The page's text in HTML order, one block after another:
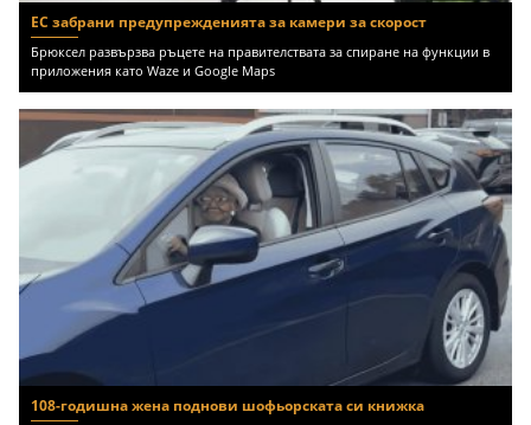
ЕС забрани предупрежденията за камери за скорост
Брюксел развързва ръцете на правителствата за спиране на функции в
приложения като Waze и Google Maps
108-годишна жена поднови шофьорската си книжка